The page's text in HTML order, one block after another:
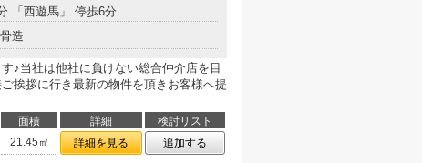
「西遊馬」 停歩6分
造
♪当社は他社に負けない総合仲介店を目
挨拶に行き最新の物件を頂きお客様へ提
面積 詳細
検討リスト
21.45㎡ 詳細を見る 追加する